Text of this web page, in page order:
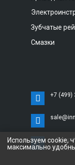
Зубчатые
Смазки
+7 (499)
г.
офис
Используем cookie,
максимально